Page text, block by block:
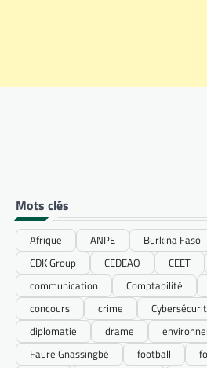
Mots clés
Afrique ANPE Burkina Faso
CDK Group
CEDEAO CEET
communication
Comptabilité
concours
crime
diplomatie
drame
Faure Gnassingbé
football